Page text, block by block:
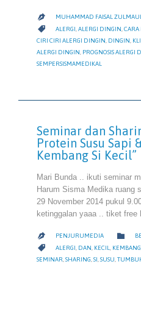
 MUHAMMAD FAISAL
 CATEGORY
ALERGI ALERGI DINGIN CARA
CIRI CIRI ALERGI DINGIN DINGIN
ALERGI DINGIN PROGNOSIS ALERGI
SEMPERSISMAMEDIKAL
Seminar dan
Protein Susu Sapi
Kembang Si Kecil”
Mari Bunda .. ikuti seminar
Harum Sisma Medika ruang
29 November 2014 pukul
ketinggalan yaaa .. tiket free
 PENJURUMEDIA 
 CATEGORY
ALERGI DAN KECIL KEMBANG
SEMINAR SHARING SI SUSU